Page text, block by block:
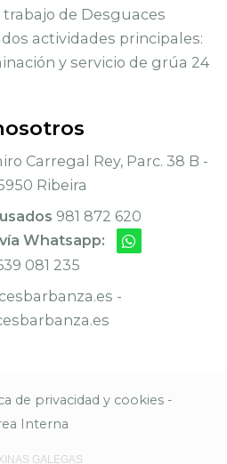
trabajo de Desguaces
actividades principales:
y servicio de grúa 24
Carregal Rey, Parc. 38 B -
Ribeira
981 872 620
Whatsapp:
081 235
-
de privacidad y cookies -
Interna
GALEGAS